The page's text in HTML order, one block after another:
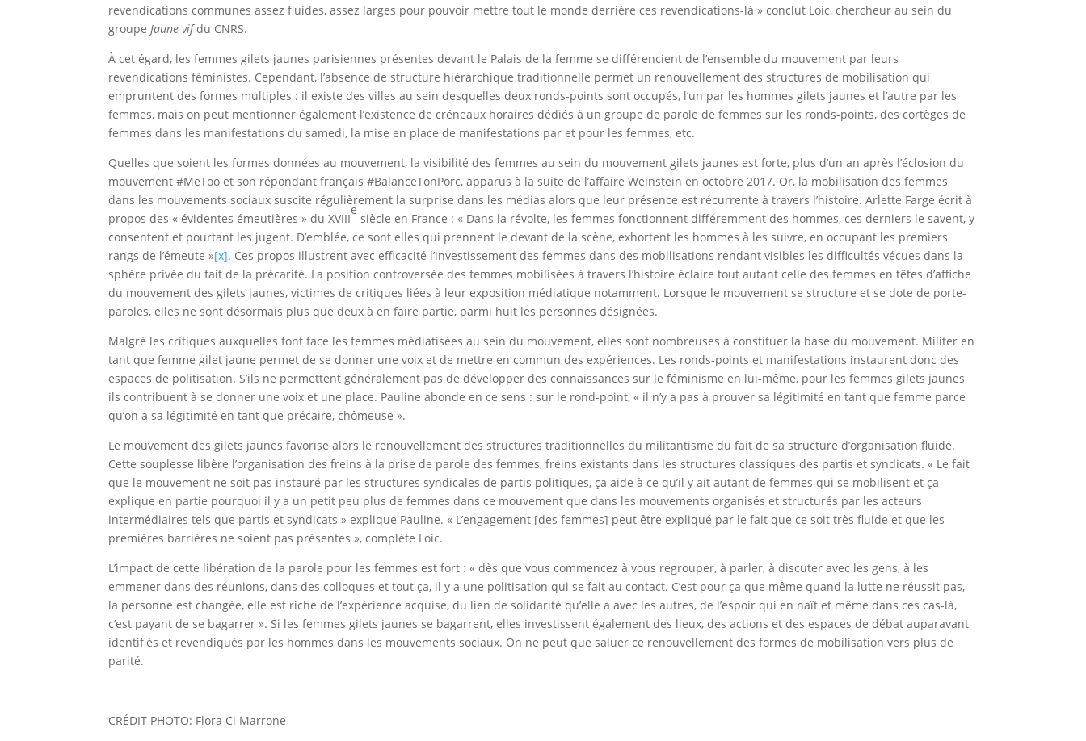
revendications communes assez fluides, assez larges pour pouvoir mettre tout le monde derrière ces revendications-là » conclut Loic, chercheur au sein du
groupe Jaune vifdu CNRS.
À cet égard, les femmes gilets jaunes parisiennes présentes devant le Palais de la femme se différencient de l’ensemble du mouvement par leurs
revendications féministes. Cependant, l’absence de structure hiérarchique traditionnelle permet un renouvellement des structures de mobilisation qui
empruntent des formes multiples : il existe des villes au sein desquelles deux ronds-points sont occupés, l’un par les hommes gilets jaunes et l’autre par les
femmes, mais on peut mentionner également l’existence de créneaux horaires dédiés à un groupe de parole de femmes sur les ronds-points, des cortèges de
femmes dans les manifestations du samedi, la mise en place de manifestations par et pour les femmes, etc.
Quelles que soient les formes données au mouvement, la visibilité des femmes au sein du mouvement gilets jaunes est forte, plus d’un an après l’éclosion du
mouvement #MeToo et son répondant français #BalanceTonPorc, apparus à la suite de l’affaire Weinstein en octobre 2017. Or, la mobilisation des femmes
dans les mouvements sociaux suscite régulièrement la surprise dans les médias alors que leur présence est récurrente à travers l’histoire. Arlette Farge écrit à
propos des « évidentes émeutières » du XVIII
e
siècle en France : « Dans la révolte, les femmes fonctionnent différemment des hommes, ces derniers le savent, y
consentent et pourtant les jugent. D’emblée, ce sont elles qui prennent le devant de la scène, exhortent les hommes à les suivre, en occupant les premiers
rangs de l’émeute »[x]. Ces propos illustrent avec efficacité l’investissement des femmes dans des mobilisations rendant visibles les difficultés vécues dans la
sphère privée du fait de la précarité. La position controversée des femmes mobilisées à travers l’histoire éclaire tout autant celle des femmes en têtes d’affiche
du mouvement des gilets jaunes, victimes de critiques liées à leur exposition médiatique notamment. Lorsque le mouvement se structure et se dote de porte-
paroles, elles ne sont désormais plus que deux à en faire partie, parmi huit les personnes désignées.
Malgré les critiques auxquelles font face les femmes médiatisées au sein du mouvement, elles sont nombreuses à constituer la base du mouvement. Militer en
tant que femme gilet jaune permet de se donner une voix et de mettre en commun des expériences. Les ronds-points et manifestations instaurent donc des
espaces de politisation. S’ils ne permettent généralement pas de développer des connaissances sur le féminisme en lui-même, pour les femmes gilets jaunes
ils contribuent à se donner une voix et une place. Pauline abonde en ce sens : sur le rond-point, « il n’y a pas à prouver sa légitimité en tant que femme parce
qu’on a sa légitimité en tant que précaire, chômeuse ».
Le mouvement des gilets jaunes favorise alors le renouvellement des structures traditionnelles du militantisme du fait de sa structure d’organisation fluide.
Cette souplesse libère l’organisation des freins à la prise de parole des femmes, freins existants dans les structures classiques des partis et syndicats. « Le fait
que le mouvement ne soit pas instauré par les structures syndicales de partis politiques, ça aide à ce qu’il y ait autant de femmes qui se mobilisent et ça
explique en partie pourquoi il y a un petit peu plus de femmes dans ce mouvement que dans les mouvements organisés et structurés par les acteurs
intermédiaires tels que partis et syndicats » explique Pauline. « L’engagement [des femmes] peut être expliqué par le fait que ce soit très fluide et que les
premières barrières ne soient pas présentes », complète Loic.
L’impact de cette libération de la parole pour les femmes est fort : « dès que vous commencez à vous regrouper, à parler, à discuter avec les gens, à les
emmener dans des réunions, dans des colloques et tout ça, il y a une politisation qui se fait au contact. C’est pour ça que même quand la lutte ne réussit pas,
la personne est changée, elle est riche de l’expérience acquise, du lien de solidarité qu’elle a avec les autres, de l’espoir qui en naît et même dans ces cas-là,
c’est payant de se bagarrer ». Si les femmes gilets jaunes se bagarrent, elles investissent également des lieux, des actions et des espaces de débat auparavant
identifiés et revendiqués par les hommes dans les mouvements sociaux. On ne peut que saluer ce renouvellement des formes de mobilisation vers plus de
parité.
CRÉDIT PHOTO: Flora Ci Marrone